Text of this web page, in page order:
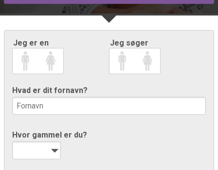
Jeg er en Jeg søger
Hvad er dit fornavn?
Hvor gammel er du?